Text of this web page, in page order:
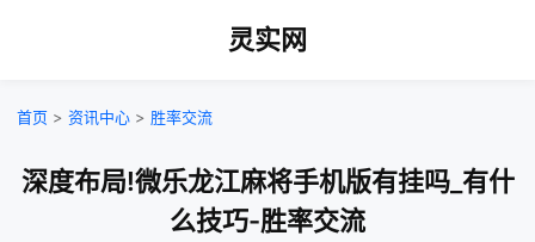
灵实网
首页 > 资讯中心 > 胜率交流
深度布局!微乐龙江麻将手机版有挂吗_有什
么技巧-胜率交流